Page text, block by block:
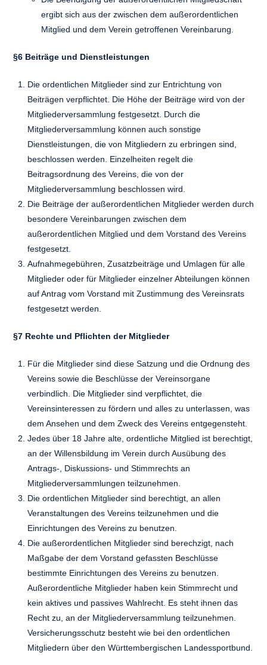
ergibt sich aus der zwischen dem außerordentlichen
Mitglied und dem Verein getroffenen Vereinbarung.
§6 Beiträge und Dienstleistungen
Die ordentlichen Mitglieder sind zur Entrichtung von
Beiträgen verpflichtet. Die Höhe der Beiträge wird von der
Mitgliederversammlung festgesetzt. Durch die
Mitgliederversammlung können auch sonstige
Dienstleistungen, die von Mitgliedern zu erbringen sind,
beschlossen werden. Einzelheiten regelt die
Beitragsordnung des Vereins, die von der
Mitgliederversammlung beschlossen wird.
Die Beiträge der außerordentlichen Mitglieder werden durch
besondere Vereinbarungen zwischen dem
außerordentlichen Mitglied und dem Vorstand des Vereins
festgesetzt.
Aufnahmegebühren, Zusatzbeiträge und Umlagen für alle
Mitglieder oder für Mitglieder einzelner Abteilungen können
auf Antrag vom Vorstand mit Zustimmung des Vereinsrats
festgesetzt werden.
§7 Rechte und Pflichten der Mitglieder
Für die Mitglieder sind diese Satzung und die Ordnung des
Vereins sowie die Beschlüsse der Vereinsorgane
verbindlich. Die Mitglieder sind verpflichtet, die
Vereinsinteressen zu fördern und alles zu unterlassen, was
dem Ansehen und dem Zweck des Vereins entgegensteht.
Jedes über 18 Jahre alte, ordentliche Mitglied ist berechtigt,
an der Willensbildung im Verein durch Ausübung des
Antrags-, Diskussions- und Stimmrechts an
Mitgliederversammlungen teilzunehmen.
Die ordentlichen Mitglieder sind berechtigt, an allen
Veranstaltungen des Vereins teilzunehmen und die
Einrichtungen des Vereins zu benutzen.
Die außerordentlichen Mitglieder sind berechzigt, nach
Maßgabe der dem Vorstand gefassten Beschlüsse
bestimmte Einrichtungen des Vereins zu benutzen.
Außerordentliche Mitglieder haben kein Stimmrecht und
kein aktives und passives Wahlrecht. Es steht ihnen das
Recht zu, an der Mitgliederversammlung teilzunehmen.
Versicherungsschutz besteht wie bei den ordentlichen
Mitgliedern über den Württembergischen Landessportbund.